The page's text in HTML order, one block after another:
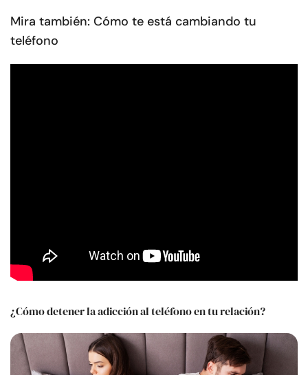
Mira también: Cómo te está cambiando tu
teléfono
¿Cómo detener la adicción al teléfono en tu relación?